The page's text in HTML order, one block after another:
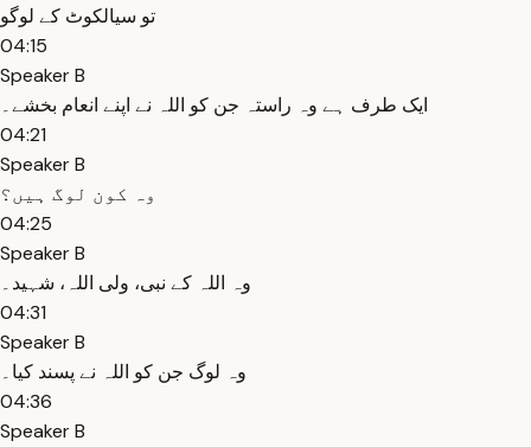
تو سیالکوٹ کے لوگو
04:15
Speaker B
ایک طرف ہے وہ راستہ جن کو اللہ نے اپنے انعام بخشے۔
04:21
Speaker B
وہ کون لوگ ہیں؟
04:25
Speaker B
وہ اللہ کے نبی، ولی اللہ، شہید۔
04:31
Speaker B
وہ لوگ جن کو اللہ نے پسند کیا۔
04:36
Speaker B